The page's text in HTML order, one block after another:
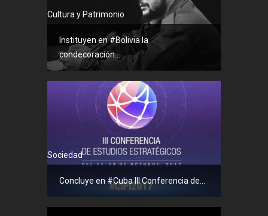
Cultura y Patrimonio
Instituyen en #Bolivia la
condecoración...
Sociedad
Concluye en #Cuba III Conferencia de...